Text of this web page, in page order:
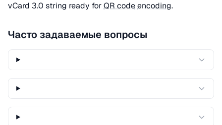
vCard 3.0 string ready forQR codeencoding.
Часто задаваемые вопросы